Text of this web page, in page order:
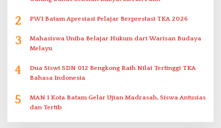
2 PWI Batam Apresiasi Pelajar Berprestasi TKA 2026
3
Mahasiswa Uniba Belajar Hukum dari Warisan Budaya
Melayu
4
Dua Siswi SDN 012 Bengkong Raih Nilai Tertinggi TKA
Bahasa Indonesia
5
MAN 1 Kota Batam Gelar Ujian Madrasah, Siswa Antusias
dan Tertib